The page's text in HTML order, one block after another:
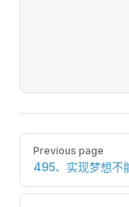
Pager
Previous page
495、实现梦想不